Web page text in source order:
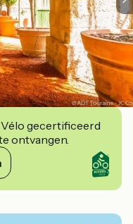
Vélo gecertificeerd
ontvangen.